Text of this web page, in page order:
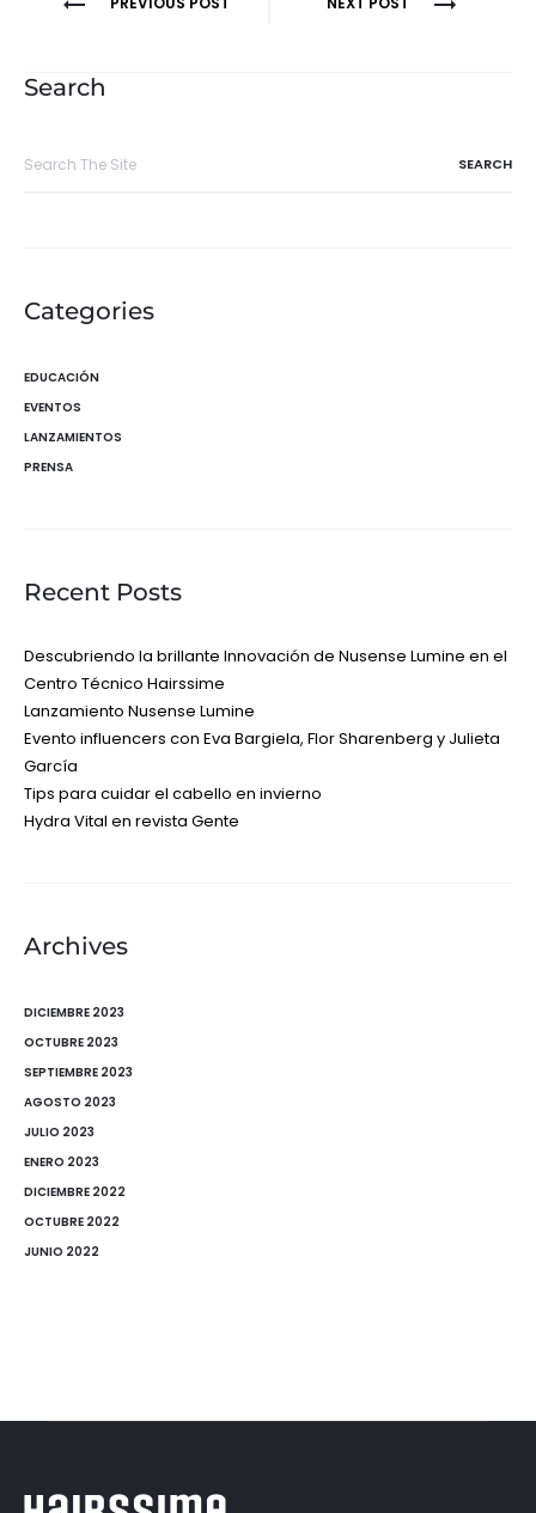
entradas
Search
Categories
EDUCACIÓN
EVENTOS
LANZAMIENTOS
PRENSA
Recent Posts
Descubriendo la brillante Innovación de Nusense Lumine en el
Centro Técnico Hairssime
Lanzamiento Nusense Lumine
Evento influencers con Eva Bargiela, Flor Sharenberg y Julieta
García
Tips para cuidar el cabello en invierno
Hydra Vital en revista Gente
Archives
DICIEMBRE 2023
OCTUBRE 2023
SEPTIEMBRE 2023
AGOSTO 2023
JULIO 2023
ENERO 2023
DICIEMBRE 2022
OCTUBRE 2022
JUNIO 2022